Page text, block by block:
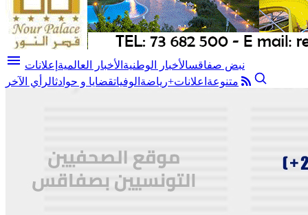
menu نبض صفاقسالأخبار الوطنية الأخبار العالمية إعلانات
متنوعة اعلانات+رياضة الوفياتقضايا و حوادثالرأي الآخر